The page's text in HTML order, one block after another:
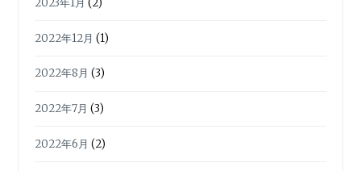
2022年12月 (1)
2022年8月 (3)
2022年7月 (3)
2022年6月 (2)